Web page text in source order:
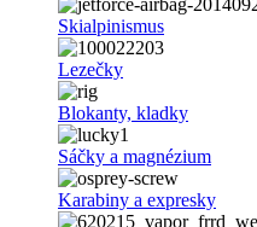
Skialpinismus
Lezečky
Blokanty, kladky
Sáčky a magnézium
Karabiny a expresky